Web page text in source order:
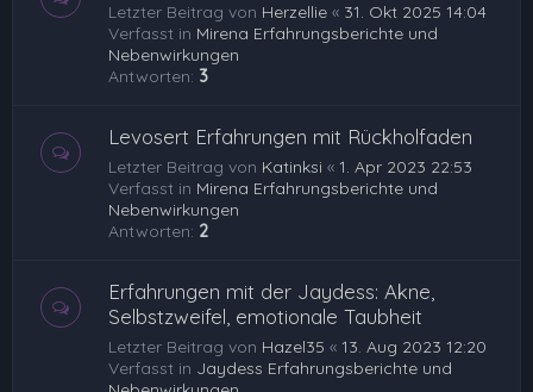
Letzter Beitrag von Herzellie « 31. Okt 2025 14:04
Verfasst in Mirena Erfahrungsberichte und
Nebenwirkungen
Antworten: 3
Levosert Erfahrungen mit Rückholfaden
Letzter Beitrag von Katinksi « 1. Apr 2023 22:53
Verfasst in Mirena Erfahrungsberichte und
Nebenwirkungen
Antworten: 2
Erfahrungen mit der Jaydess: Akne,
Selbstzweifel, emotionale Taubheit
Letzter Beitrag von Hazel35 « 13. Aug 2023 12:20
Verfasst in Jaydess Erfahrungsberichte und